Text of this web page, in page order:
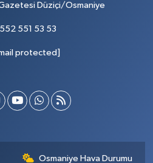
Düziçi/Osmaniye
551 53 53
protected]
Osmaniye Hava Durumu